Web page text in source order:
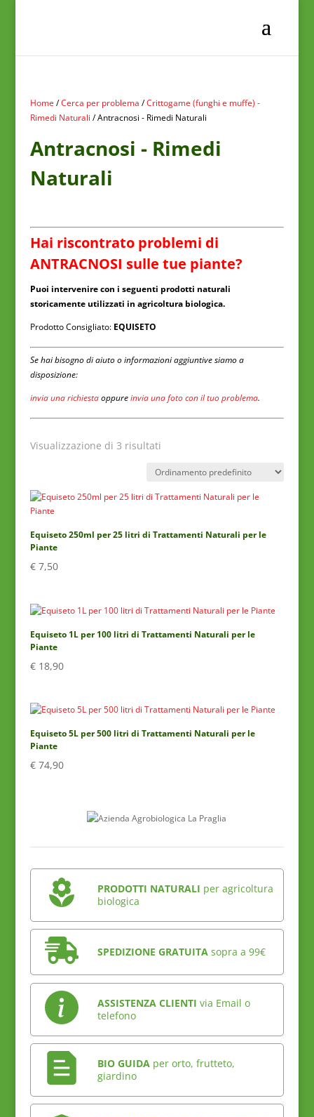
Home /Cerca per problema /Crittogame (funghi e muffe) -
Rimedi Naturali / Antracnosi - Rimedi Naturali
Antracnosi - Rimedi
Naturali
Hai riscontrato problemi di
ANTRACNOSI sulle tue piante?
Puoi intervenire con i seguenti prodotti naturali
storicamente utilizzati in agricoltura biologica.
Prodotto Consigliato: EQUISETO
Se hai bisogno di aiuto o informazioni aggiuntive siamo a
disposizione:
invia una richiestaoppureinvia una foto con il tuo problema.
Visualizzazione di 3 risultati
Equiseto 250ml per 25 litri di Trattamenti Naturali per le
Piante
€7,50
Equiseto 1L per 100 litri di Trattamenti Naturali per le
Piante
€18,90
Equiseto 5L per 500 litri di Trattamenti Naturali per le
Piante
€74,90
PRODOTTI NATURALI per agricoltura
biologica
SPEDIZIONE GRATUITAsopra a 99€
ASSISTENZA CLIENTI via Email o
telefono
BIO GUIDAper orto, frutteto,
giardino